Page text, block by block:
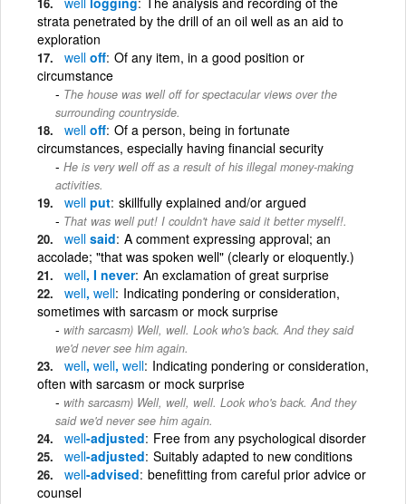
strata penetrated by the drill of an oil well as an aid to
exploration
well off Of any item, in a good position or
circumstance
The house was well off for spectacular views over the
surrounding countryside.
well off Of a person, being in fortunate
circumstances, especially having financial security
He is very well off as a result of his illegal money-making
activities.
well put skillfully explained and/or argued
That was well put! I couldn't have said it better myself!.
well said A comment expressing approval; an
accolade; "that was spoken well" (clearly or eloquently.)
well, I never An exclamation of great surprise
well, well Indicating pondering or consideration,
sometimes with sarcasm or mock surprise
with sarcasm) Well, well. Look who's back. And they said
we'd never see him again.
well, well, well Indicating pondering or consideration,
often with sarcasm or mock surprise
with sarcasm) Well, well, well. Look who's back. And they
said we'd never see him again.
well-adjusted Free from any psychological disorder
well-adjusted Suitably adapted to new conditions
well-advised benefitting from careful prior advice or
counsel